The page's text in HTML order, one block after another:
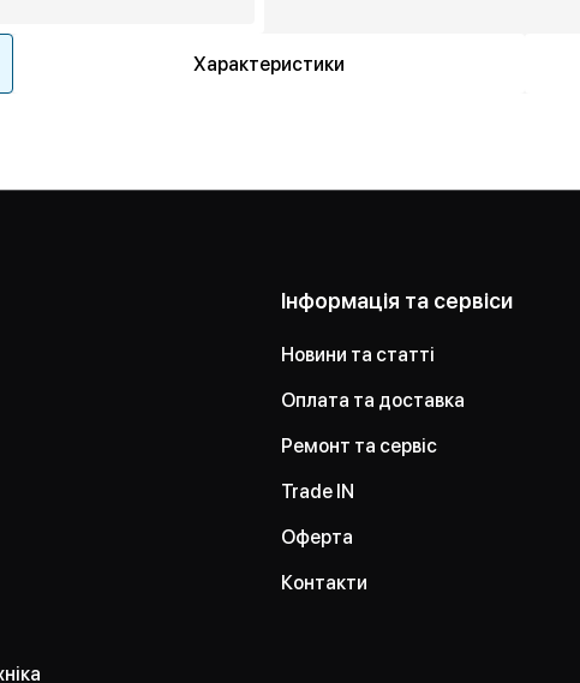
Характеристики
Інформація та сервіси
Новини та статті
Оплата та доставка
Ремонт та сервіс
Trade IN
Оферта
Контакти